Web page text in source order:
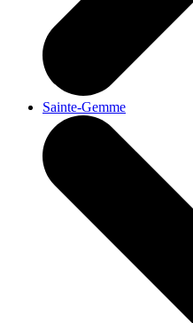
Sainte-Gemme